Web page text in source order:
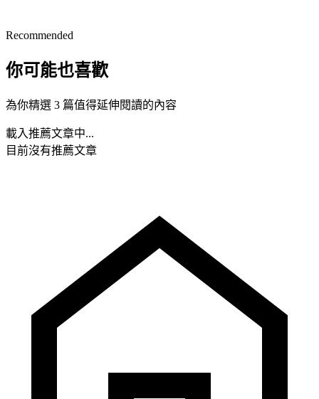
Recommended
你可能也喜歡
為你精選 3 篇值得延伸閱讀的內容
載入推薦文章中...
目前沒有推薦文章